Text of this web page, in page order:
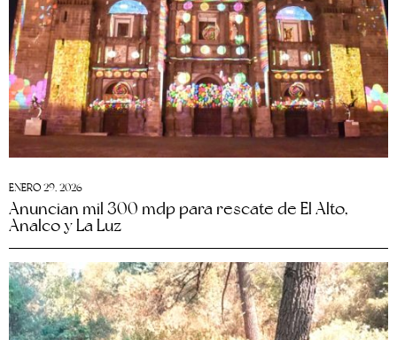
ENERO 29, 2026
Anuncian mil 300 mdp para rescate de El Alto,
Analco y La Luz